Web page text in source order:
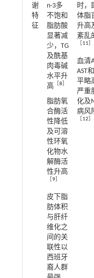
谢
特
征
n-3多
不饱和
脂肪酸
显著减
少，TG
及酰基
肉毒碱
水平升
高［8］
脂肪氧
合酶活
性降低
及可溶
性环氧
化物水
解酶活
性升高
［9］
皮下脂
肪体积
与肝纤
维化之
间的关
联性以
西班牙
裔人群
时，
体脂
升高
紊乱
［11］
血清
AST
平略
严重
化及
病风
［12］